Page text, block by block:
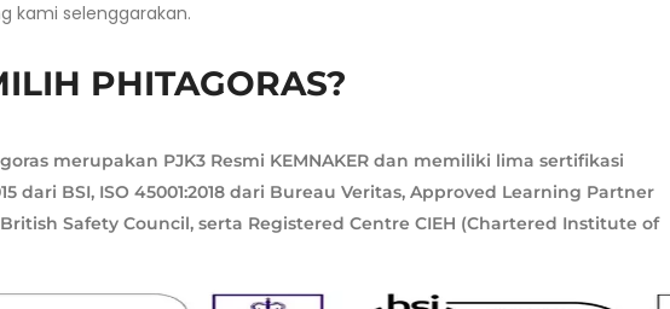
kami selenggarakan.
PHITAGORAS?
merupakan PJK3 Resmi KEMNAKER dan memiliki lima sertifikasi
dari BSI, ISO 45001:2018 dari Bureau Veritas, Approved Learning Partner
Safety Council, serta Registered Centre CIEH (Chartered Institute of